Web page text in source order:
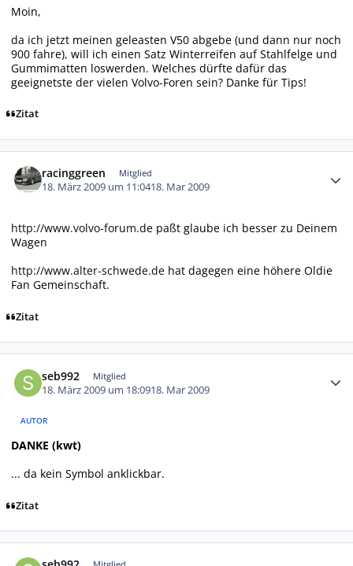
Moin,
da ich jetzt meinen geleasten V50 abgebe (und dann nur noch
900 fahre), will ich einen Satz Winterreifen auf Stahlfelge und
Gummimatten loswerden. Welches dürfte dafür das
geeignetste der vielen Volvo-Foren sein? Danke für Tips!
Zitat
racinggreen Mitglied
18. März 2009 um 11:0418. Mar 2009
http://www.volvo-forum.de paßt glaube ich besser zu Deinem
Wagen
http://www.alter-schwede.de hat dagegen eine höhere Oldie
Fan Gemeinschaft.
Zitat
seb992 Mitglied
18. März 2009 um 18:0918. Mar 2009
AUTOR
DANKE (kwt)
... da kein Symbol anklickbar.
Zitat